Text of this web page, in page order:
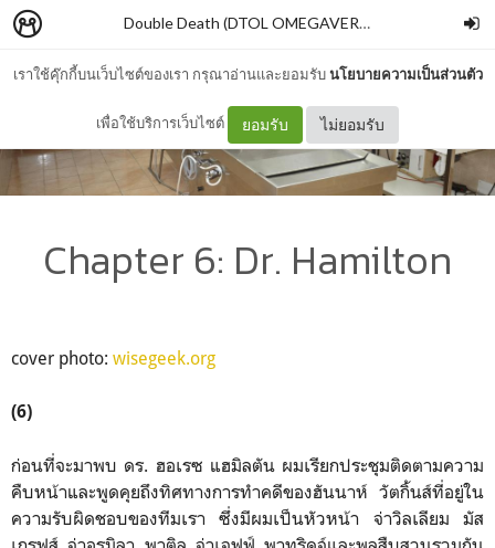
เราใช้คุ๊กกี้บนเว็บไซต์ของเรา กรุณาอ่านและยอมรับนโยบายความเป็นส่วนตัว
เพื่อใช้บริการเว็บไซต์ ยอมรับ ไม่ยอมรับ
Double Death (DTOL OMEGAVERSE AU) piyarak_s
Chapter 6: Dr. Hamilton
cover photo: wisegeek.org
(6)
ก่อนที่จะมาพบ ดร. ฮอเรซ แฮมิลตัน ผมเรียกประชุมติดตามความ
คืบหน้าและพูดคุยถึงทิศทางการทำคดีของฮันนาห์ วัตกิ้นส์ที่อยู่ใน
ความรับผิดชอบของทีมเรา ซึ่งมีผมเป็นหัวหน้า จ่าวิลเลียม มัส